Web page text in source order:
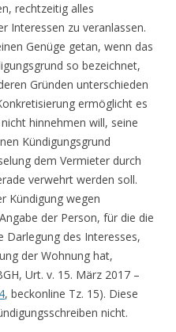
rechtzeitig alles
Interessen zu veranlassen.
Genüge getan, wenn das
so bezeichnet,
Gründen unterschieden
ermöglicht es
hinnehmen will, seine
Kündigungsgrund
dem Vermieter durch
verwehrt werden soll.
Kündigung wegen
der Person, für die die
Darlegung des Interesses,
der Wohnung hat,
Urt. v. 15. März 2017 –
, beckonline Tz. 15). Diese
nicht.